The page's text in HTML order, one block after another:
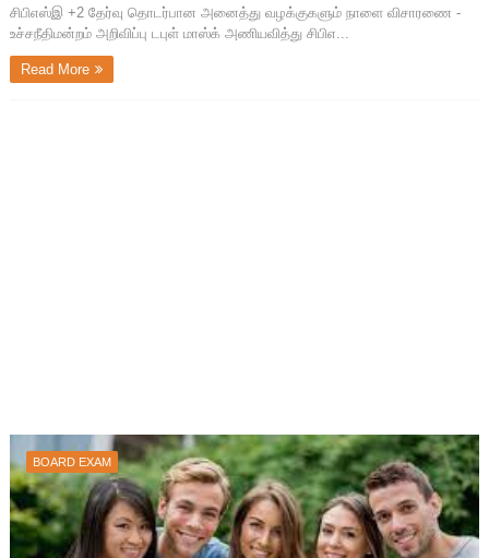
சிபிஎஸ்இ +2 தேர்வு தொடர்பான அனைத்து வழக்குகளும் நாளை விசாரணை -
உச்சநீதிமன்றம் அறிவிப்பு டபுள் மாஸ்க் அணியவித்து சிபிஎ...
Read More
BOARD EXAM